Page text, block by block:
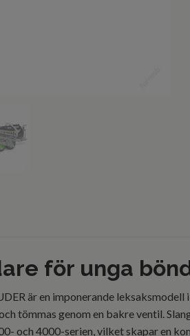
för unga
är en imponerande
tömmas genom en bakre ventil.
och 4000-serien, vilket skapar en